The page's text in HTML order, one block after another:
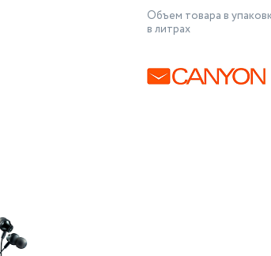
Объем товара в
в литрах